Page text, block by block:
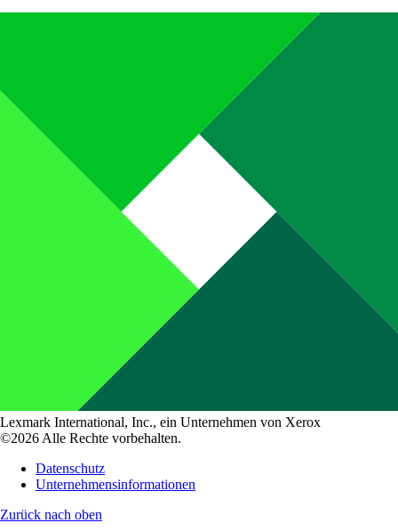
Lexmark International, Inc., ein Unternehmen von Xerox
©2026 Alle Rechte vorbehalten.
Datenschutz
Unternehmensinformationen
Zurück nach oben